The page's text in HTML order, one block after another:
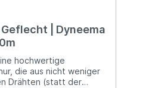
| Dyneema
hochwertige
die aus nicht weniger
Drähten (statt der